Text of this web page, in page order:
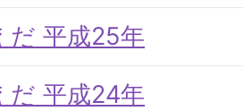
だ 平成25年
だ 平成24年